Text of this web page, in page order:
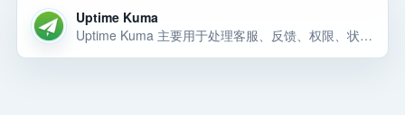
Uptime Kuma
Uptime Kuma 主要用于处理客服、反馈、权限、状态页、邮件通知、用户成功、产品分析和团队协作流程。Uptime Kuma 可以先按 SaaS 运营工具 候选来评估：它主要用于处理客服、反馈、权限、状态页、邮件通知、用户成功、产品分析和团… 选择前重点看价格、上手门槛、风险和替代方案。